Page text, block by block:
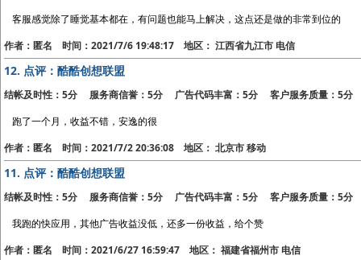
客服感觉除了睡觉基本都在，有问题也能马上解决，这点还是做的非常到位的
作者：匿名 时间：2021/7/6 19:48:17 地区： 江西省九江市 电信
12. 点评：酷酷创想联盟
结帐及时性：5分 服务商信誉：5分 广告代码丰富：5分 客户服务质量：5分
跑了一个月，收益不错，安逸的很
作者：匿名 时间：2021/7/2 20:36:08 地区： 北京市 移动
11. 点评：酷酷创想联盟
结帐及时性：5分 服务商信誉：5分 广告代码丰富：5分 客户服务质量：5分
我跑的快应用，其他广告收益没低，还多一份收益，给个赞
作者：匿名 时间：2021/6/27 16:59:47 地区： 福建省福州市 电信